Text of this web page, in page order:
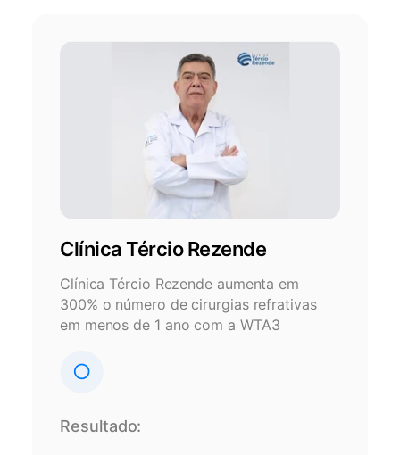
Clínica Tércio Rezende
Clínica Tércio Rezende aumenta em
300% o número de cirurgias refrativas
em menos de 1 ano com a WTA3
Resultado: